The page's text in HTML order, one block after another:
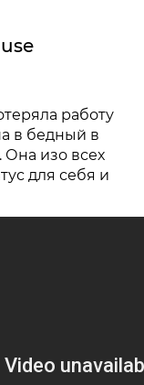
работу
в бедный в
Она изо всех
для себя и